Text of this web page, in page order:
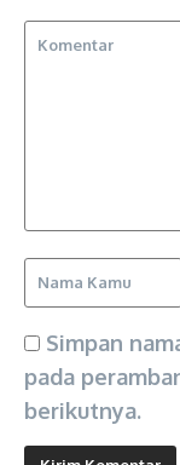
Simpan
pada
berikutnya.